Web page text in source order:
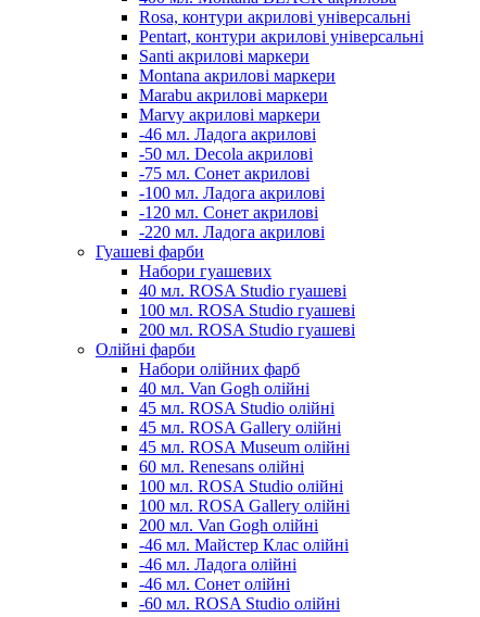
Rosa, контури акрилові універсальні
Pentart, контури акрилові універсальні
Santi акрилові маркери
Montana акрилові маркери
Marabu акрилові маркери
Marvy акрилові маркери
-46 мл. Ладога акрилові
-50 мл. Decola акрилові
-75 мл. Сонет акрилові
-100 мл. Ладога акрилові
-120 мл. Сонет акрилові
-220 мл. Ладога акрилові
Гуашеві фарби
Набори гуашевих
40 мл. ROSA Studio гуашеві
100 мл. ROSA Studio гуашеві
200 мл. ROSA Studio гуашеві
Олійні фарби
Набори олійних фарб
40 мл. Van Gogh олійні
45 мл. ROSA Studio олійні
45 мл. ROSA Gallery олійні
45 мл. ROSA Museum олійні
60 мл. Renesans олійні
100 мл. ROSA Studio олійні
100 мл. ROSA Gallery олійні
200 мл. Van Gogh олійні
-46 мл. Майстер Клас олійні
-46 мл. Ладога олійні
-46 мл. Сонет олійні
-60 мл. ROSA Studio олійні